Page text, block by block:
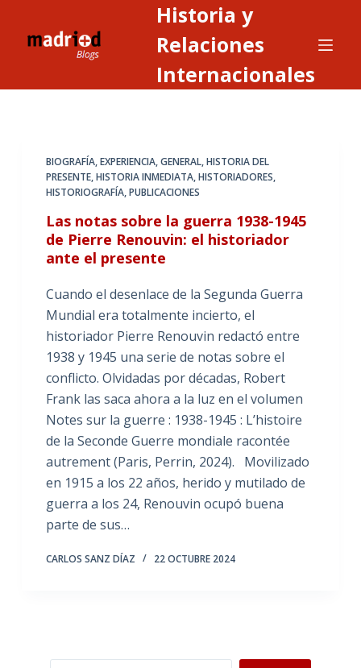
Historia y
Relaciones
Internacionales
BIOGRAFÍA,EXPERIENCIA,GENERAL,HISTORIA DEL
PRESENTE,HISTORIA INMEDIATA,HISTORIADORES,
HISTORIOGRAFÍA,PUBLICACIONES
Las notas sobre la guerra 1938-1945
de Pierre Renouvin: el historiador
ante el presente
Cuando el desenlace de la Segunda Guerra
Mundial era totalmente incierto, el
historiador Pierre Renouvin redactó entre
1938 y 1945 una serie de notas sobre el
conflicto. Olvidadas por décadas, Robert
Frank las saca ahora a la luz en el volumen
Notes sur la guerre : 1938-1945 : L’histoire
de la Seconde Guerre mondiale racontée
autrement (Paris, Perrin, 2024). Movilizado
en 1915 a los 22 años, herido y mutilado de
guerra a los 24, Renouvin ocupó buena
parte de sus…
CARLOS SANZ DÍAZ 22 OCTUBRE 2024